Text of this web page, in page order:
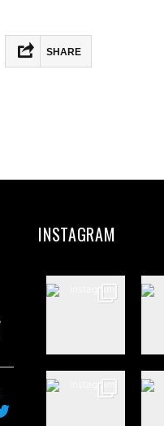
SHARE
Compartir
INSTAGRAM